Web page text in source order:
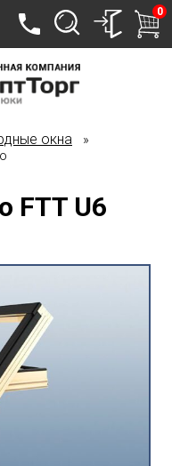
0
окна »
FTT U6